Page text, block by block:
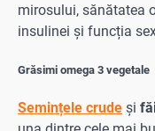
mirosului, sănătatea
insulinei și funcția
Grăsimi omega 3 vegetale
Semințele crude și